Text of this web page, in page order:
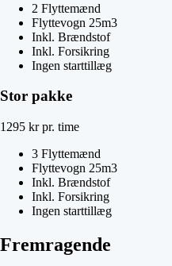
2 Flyttemænd
Flyttevogn 25m3
Inkl. Brændstof
Inkl. Forsikring
Ingen starttillæg
Stor pakke
1295 kr pr. time
3 Flyttemænd
Flyttevogn 25m3
Inkl. Brændstof
Inkl. Forsikring
Ingen starttillæg
Fremragende